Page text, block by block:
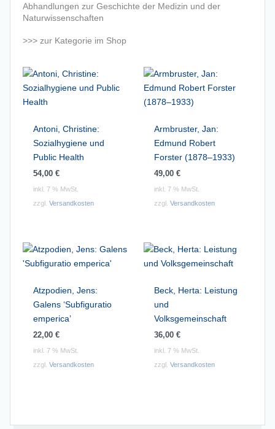
Abhandlungen zur Geschichte der Medizin und der
Naturwissenschaften
>>> zur Kategorie im Shop
Antoni, Christine:
Sozialhygiene und
Public Health
54,00 €
inkl. 7 % MwSt.
zzgl. Versandkosten
Armbruster, Jan:
Edmund Robert
Forster (1878–1933)
49,00 €
inkl. 7 % MwSt.
zzgl. Versandkosten
Atzpodien, Jens:
Galens ‘Subfiguratio
emperica’
22,00 €
inkl. 7 % MwSt.
zzgl. Versandkosten
Beck, Herta: Leistung
und
Volksgemeinschaft
36,00 €
inkl. 7 % MwSt.
zzgl. Versandkosten